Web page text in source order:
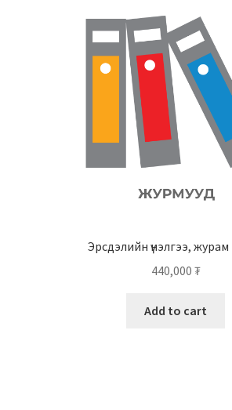
Эрсдэлийн үнэлгээ, журам
440,000 ₮
Add to cart